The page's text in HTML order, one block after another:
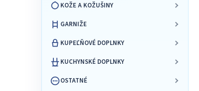
KOŽE A KOŽUŠINY
GARNIŽE
KUPEĽŇOVÉ DOPLNKY
KUCHYNSKÉ DOPLNKY
OSTATNÉ